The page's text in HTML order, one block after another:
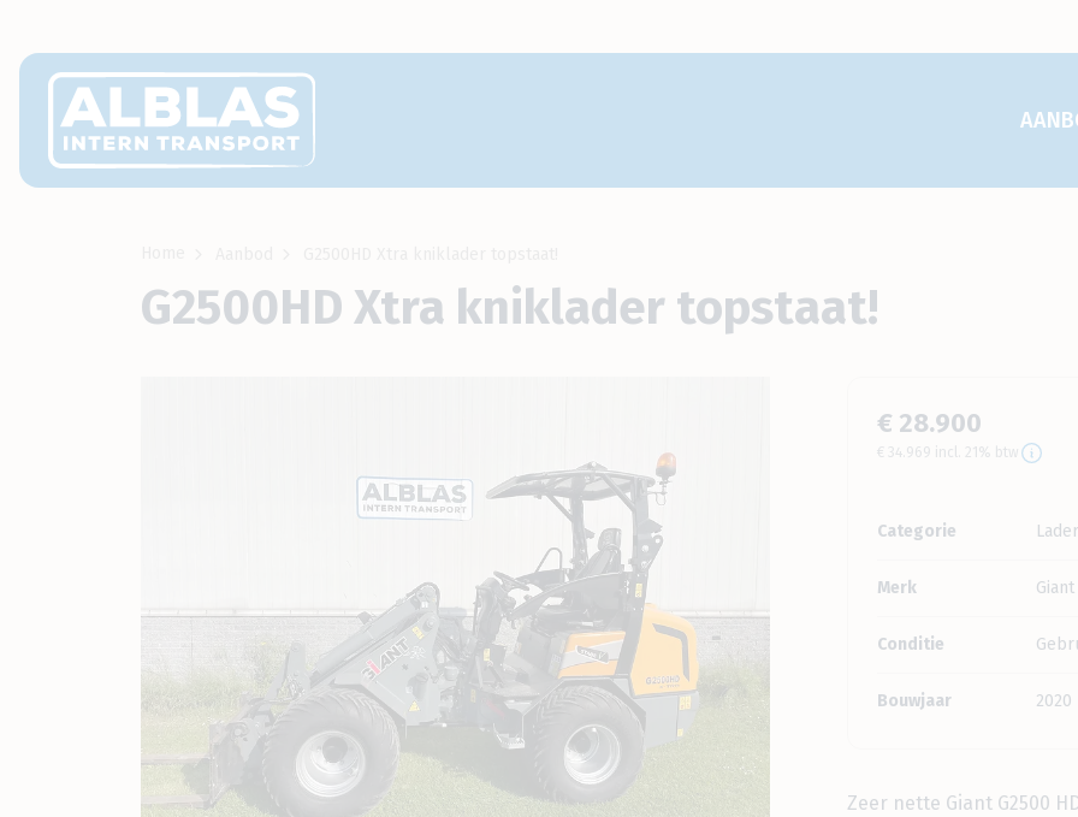
G2500HD Xtra kniklader topstaat!
€ 28.900
€ 34.969 incl. 21% btw
Categorie Lader
Merk Giant
Conditie
Bouwjaar 2020
Zeer nette Giant G2500